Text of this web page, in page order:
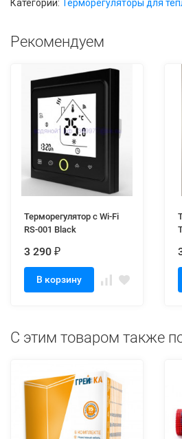
Категории: Терморегуляторы для
Рекомендуем
Терморегулятор c Wi-Fi
RS-001 Black
3 290 ₽
В корзину
C этим товаром также